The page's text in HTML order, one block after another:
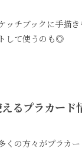
ッチブックに手描
して使うのも◎
るプラカード
くの方々がプラカ